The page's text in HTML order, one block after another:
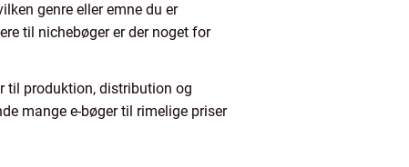
genre eller emne du er
til nichebøger er der noget for
til produktion, distribution og
mange e-bøger til rimelige priser